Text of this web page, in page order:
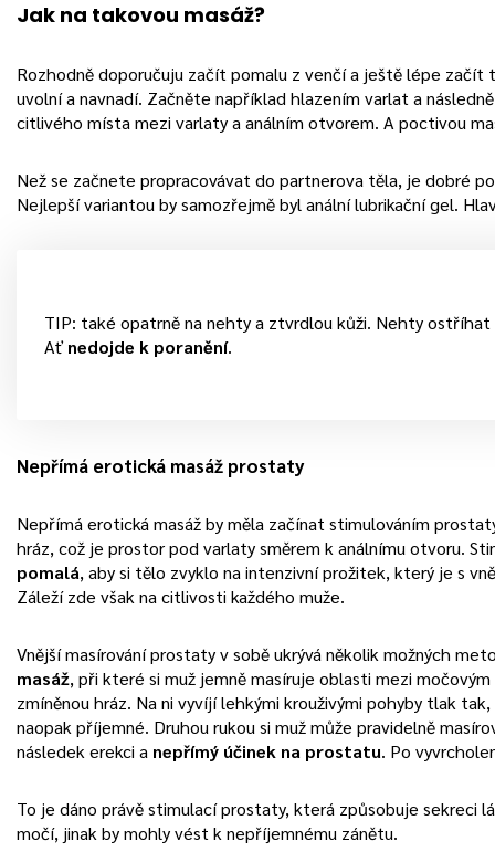
Jak na takovou masáž?
Rozhodně doporučuju začít pomalu z venčí a ještě lépe začít
uvolní a navnadí. Začněte například hlazením varlat a
citlivého místa mezi varlaty a análním otvorem. A poctivou
Než se začnete propracovávat do partnerova těla, je dobré
Nejlepší variantou by samozřejmě byl anální lubrikační gel.
TIP: také opatrně na nehty a ztvrdlou kůži. Nehty
Aťnedojde k poranění.
Nepřímá erotická masáž prostaty
Nepřímá erotická masáž by měla začínat stimulováním
hráz, což je prostor pod varlaty směrem k análnímu otvoru.
pomalá, aby si tělo zvyklo na intenzivní prožitek, který je s
Záleží zde však na citlivosti každého muže.
Vnější masírování prostaty v sobě ukrývá několik možných
masáž, při které si muž jemně masíruje oblasti mezi
zmíněnou hráz. Na ni vyvíjí lehkými krouživými pohyby tlak
naopak příjemné. Druhou rukou si muž může pravidelně
následek erekci a nepřímý účinek na prostatu. Po
To je dáno právě stimulací prostaty, která způsobuje sekreci
močí, jinak by mohly vést k nepříjemnému zánětu.